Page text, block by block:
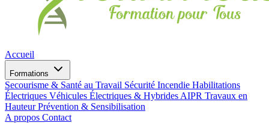
Accueil
Formations
Secourisme & Santé au Travail Sécurité Incendie Habilitations
Électriques Véhicules Électriques & Hybrides AIPR Travaux en
HauteurPrévention & Sensibilisation
A propos Contact